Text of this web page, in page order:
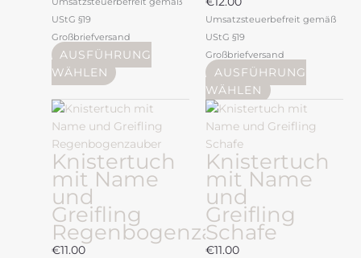
UStG §19
Großbriefversand
AUSFÜHRUNG
WÄHLEN
Umsatzsteuerbefreit gemäß
UStG §19
Großbriefversand
AUSFÜHRUNG
WÄHLEN
Produktseite
werden
Knistertuch
mit Name
und
Greifling
Regenbogenzauber
€11.00
Dieses
Produkt
weist
mehrere
Varianten
Die
Optionen
Knistertuch
mit Name
und
Greifling
Schafe
€11.00
Dieses
Produkt
mehrere
Varianten
Die
Optionen